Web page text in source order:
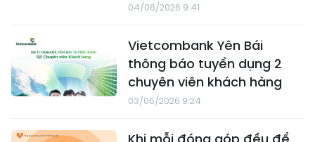
04/06/2026 9:41
Vietcombank Yên Bái
thông báo tuyển dụng 2
chuyên viên khách hàng
03/06/2026 9:24